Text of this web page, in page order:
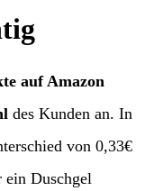
auf Amazon
des Kunden an. In
von 0,33€
Duschgel